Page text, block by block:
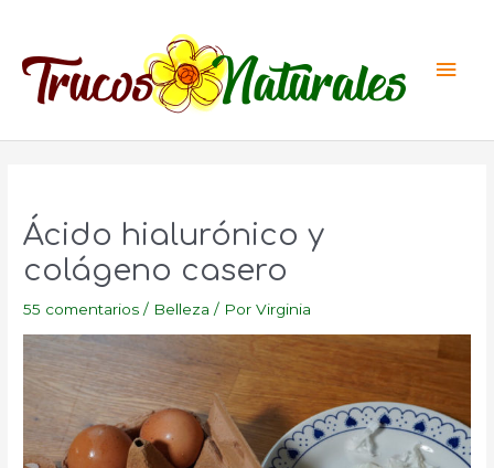
contenido
Ácido hialurónico y
colágeno casero
55 comentarios / Belleza / PorVirginia